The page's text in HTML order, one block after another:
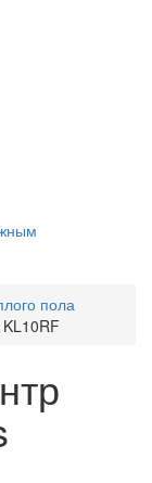
пола